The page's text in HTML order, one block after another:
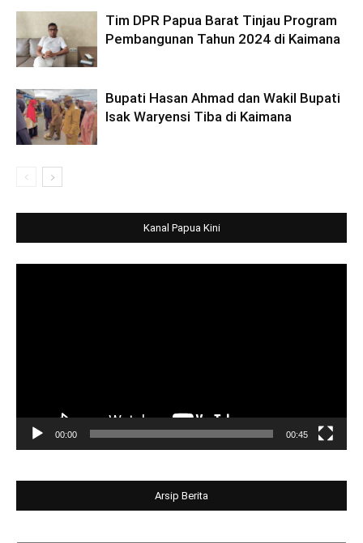
Tim DPR Papua Barat Tinjau Program
Pembangunan Tahun 2024 di Kaimana
Bupati Hasan Ahmad dan Wakil Bupati
Isak Waryensi Tiba di Kaimana
Kanal Papua Kini
00:00 00:45
Arsip Berita
Arsip